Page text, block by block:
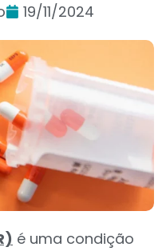
19/11/2024
é uma condição